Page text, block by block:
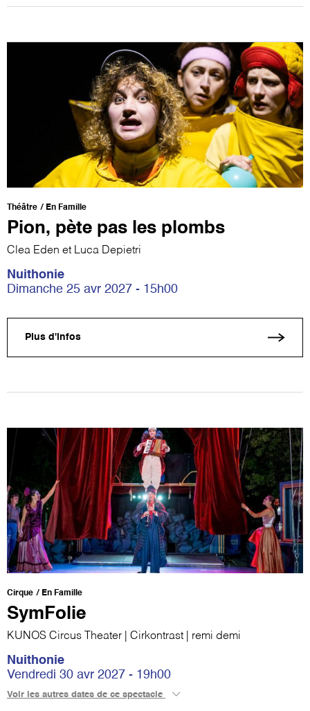
Théâtre En Famille
Pion, pète pas les plombs
Clea Eden et Luca Depietri
Nuithonie
Dimanche 25 avr 2027 - 15h00
Plus d'infos
Cirque En Famille
SymFolie
KUNOS Circus Theater | Cirkontrast | remi demi
Nuithonie
Vendredi 30 avr 2027 - 19h00
Voir les autres dates de ce spectacle